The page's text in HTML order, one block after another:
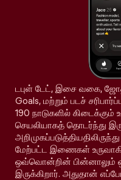
டபுள் டேட், இசை வகை,
Goals, மற்றும் படச்
190 நாடுகளில் கிடைக்கும்
செயலியாகத் தொடர்ந்து
மேற்பட்ட இணைகள்
ஒவ்வொன்றின் பின்னாலும்
இருக்கிறார். அதுதான்